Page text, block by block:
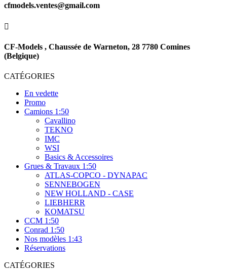
cfmodels.ventes@gmail.com

CF-Models , Chaussée de Warneton, 28 7780 Comines
(Belgique)
CATÉGORIES
En vedette
Promo
Camions 1:50
Cavallino
TEKNO
IMC
WSI
Basics & Accessoires
Grues & Travaux 1:50
ATLAS-COPCO - DYNAPAC
SENNEBOGEN
NEW HOLLAND - CASE
LIEBHERR
KOMATSU
CCM 1:50
Conrad 1:50
Nos modèles 1:43
Réservations
CATÉGORIES